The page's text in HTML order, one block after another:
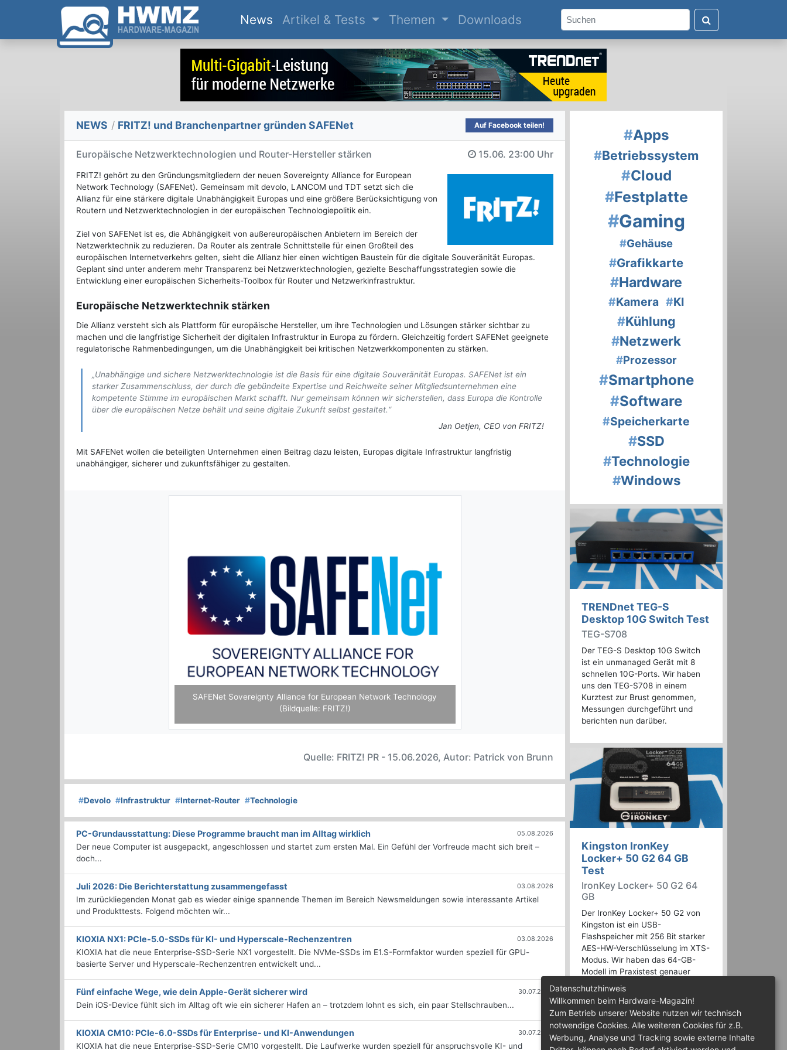
News(current)
Artikel & Tests Themen Downloads
NEWS / FRITZ! und Branchenpartner gründen SAFENet Auf Facebook teilen!
Europäische Netzwerktechnologien und Router-Hersteller stärken 15.06. 23:00 Uhr
FRITZ! gehört zu den Gründungsmitgliedern der neuen Sovereignty Alliance for European
Network Technology (SAFENet). Gemeinsam mit devolo, LANCOM und TDT setzt sich die
Allianz für eine stärkere digitale Unabhängigkeit Europas und eine größere Berücksichtigung von
Routern und Netzwerktechnologien in der europäischen Technologiepolitik ein.
Ziel von SAFENet ist es, die Abhängigkeit von außereuropäischen Anbietern im Bereich der
Netzwerktechnik zu reduzieren. Da Router als zentrale Schnittstelle für einen Großteil des
europäischen Internetverkehrs gelten, sieht die Allianz hier einen wichtigen Baustein für die digitale Souveränität Europas.
Geplant sind unter anderem mehr Transparenz bei Netzwerktechnologien, gezielte Beschaffungsstrategien sowie die
Entwicklung einer europäischen Sicherheits-Toolbox für Router und Netzwerkinfrastruktur.
Europäische Netzwerktechnik stärken
Die Allianz versteht sich als Plattform für europäische Hersteller, um ihre Technologien und Lösungen stärker sichtbar zu
machen und die langfristige Sicherheit der digitalen Infrastruktur in Europa zu fördern. Gleichzeitig fordert SAFENet geeignete
regulatorische Rahmenbedingungen, um die Unabhängigkeit bei kritischen Netzwerkkomponenten zu stärken.
„Unabhängige und sichere Netzwerktechnologie ist die Basis für eine digitale Souveränität Europas. SAFENet ist ein
starker Zusammenschluss, der durch die gebündelte Expertise und Reichweite seiner Mitgliedsunternehmen eine
kompetente Stimme im europäischen Markt schafft. Nur gemeinsam können wir sicherstellen, dass Europa die Kontrolle
über die europäischen Netze behält und seine digitale Zukunft selbst gestaltet.“
Jan Oetjen, CEO von FRITZ!
Mit SAFENet wollen die beteiligten Unternehmen einen Beitrag dazu leisten, Europas digitale Infrastruktur langfristig
unabhängiger, sicherer und zukunftsfähiger zu gestalten.
SAFENet Sovereignty Alliance for European Network Technology
(Bildquelle: FRITZ!)
Quelle: FRITZ! PR - 15.06.2026, Autor: Patrick von Brunn
#Devolo #Infrastruktur #Internet-Router #Technologie
PC-Grundausstattung: Diese Programme braucht man im Alltag wirklich 05.08.2026
Der neue Computer ist ausgepackt, angeschlossen und startet zum ersten Mal. Ein Gefühl der Vorfreude macht sich breit –
doch...
Juli 2026: Die Bericht­erstattung zusammengefasst 03.08.2026
Im zurückliegenden Monat gab es wieder einige spannende Themen im Bereich Newsmeldungen sowie interessante Artikel
und Produkttests. Folgend möchten wir...
KIOXIA NX1: PCIe-5.0-SSDs für KI- und Hyperscale-Rechenzentren 03.08.2026
KIOXIA hat die neue Enterprise-SSD-Serie NX1 vorgestellt. Die NVMe-SSDs im E1.S-Formfaktor wurden speziell für GPU-
basierte Server und Hyperscale-Rechenzentren entwickelt und...
Fünf einfache Wege, wie dein Apple-Gerät sicherer wird 30.07.2026
Dein iOS-Device fühlt sich im Alltag oft wie ein sicherer Hafen an – trotzdem lohnt es sich, ein paar Stellschrauben...
KIOXIA CM10: PCIe-6.0-SSDs für Enterprise- und KI-Anwendungen 30.07.2026
KIOXIA hat die neue Enterprise-SSD-Serie CM10 vorgestellt. Die Laufwerke wurden speziell für anspruchsvolle KI- und
#Apps
#Betriebssystem
#Cloud
#Festplatte
#Gaming
#Gehäuse
#Grafikkarte
#Hardware
#Kamera #KI
#Kühlung
#Netzwerk
#Prozessor
#Smartphone
#Software
#Speicherkarte
#SSD
#Technologie
#Windows
TRENDnet TEG-S
Desktop 10G Switch Test
TEG-S708
Der TEG-S Desktop 10G Switch
ist ein unmanaged Gerät mit 8
schnellen 10G-Ports. Wir haben
uns den TEG-S708 in einem
Kurztest zur Brust genommen,
Messungen durchgeführt und
berichten nun darüber.
Kingston IronKey
Locker+ 50 G2 64 GB
Test
IronKey Locker+ 50 G2 64
GB
Der IronKey Locker+ 50 G2 von
Kingston ist ein USB-
Flashspeicher mit 256 Bit starker
AES-HW-Verschlüsselung im XTS-
Modus. Wir haben das 64-GB-
Modell im Praxistest genauer
begutachtet.
Datenschutzhinweis
Willkommen beim Hardware-Magazin!
Zum Betrieb unserer Website nutzen wir technisch
notwendige Cookies. Alle weiteren Cookies für z.B.
Werbung, Analyse und Tracking sowie externe Inhalte